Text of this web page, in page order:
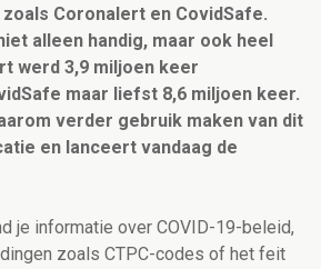
Coronalert en CovidSafe.
alleen handig, maar ook heel
werd 3,9 miljoen keer
maar liefst 8,6 miljoen keer.
verder gebruik maken van dit
en lanceert vandaag de
je informatie over COVID-19-beleid,
zoals CTPC-codes of het feit